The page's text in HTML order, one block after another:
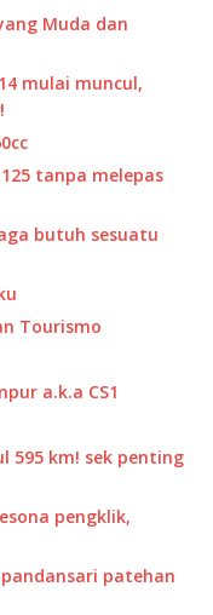
Muda dan
mulai muncul,
tanpa melepas
butuh sesuatu
Tourismo
a.k.a CS1
595 km! sek penting
pengklik,
patehan